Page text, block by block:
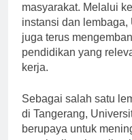
masyarakat. Melalui
instansi dan lembaga,
juga terus
pendidikan yang
kerja.
Sebagai salah satu
di Tangerang,
berupaya untuk